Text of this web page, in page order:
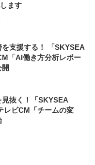
ます
支援する！ 「SKYSEA
「AI働き方分析レポー
抜く！「SKYSEA
レビCM「チームの変